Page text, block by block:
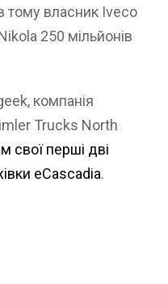
тому власник Iveco
250 мільйонів
компанія
Trucks North
свої перші дві
eCascadia.